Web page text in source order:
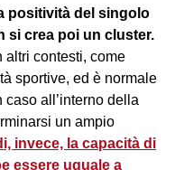
positività del singolo
si crea poi un cluster.
altri contesti, come
sportive, ed è normale
all’interno della
un ampio
invece, la capacità di
essere uguale a